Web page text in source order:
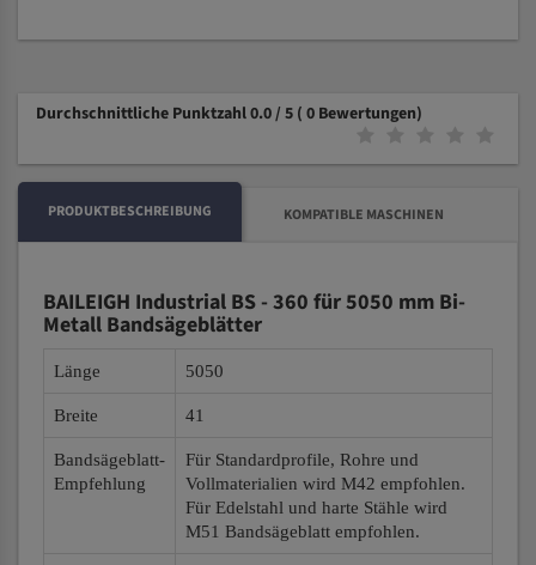
Durchschnittliche Punktzahl 0.0 / 5 ( 0 Bewertungen)
PRODUKTBESCHREIBUNG KOMPATIBLE MASCHINEN
BAILEIGH Industrial BS - 360 für 5050 mm Bi-
Metall Bandsägeblätter
Länge 5050
Breite 41
Bandsägeblatt-
Empfehlung
Für Standardprofile, Rohre und
Vollmaterialien wird M42 empfohlen.
Für Edelstahl und harte Stähle wird
M51 Bandsägeblatt empfohlen.